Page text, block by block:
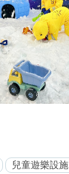
兒童遊樂設施